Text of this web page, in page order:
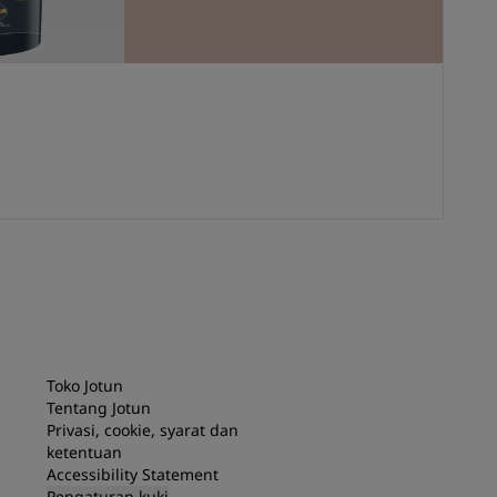
Toko Jotun
Tentang Jotun
Privasi, cookie, syarat dan
ketentuan
Accessibility Statement